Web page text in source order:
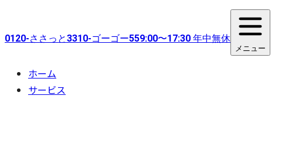
0120-ささっと3310-ゴーゴー559:00〜17:30 年中無休
メニュー
ホーム
サービス